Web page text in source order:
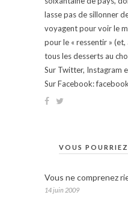
lasse pas de sillonner
voyagent pour voir le
pour le « ressentir »
tous les desserts au
Sur Twitter, Instagram
Sur Facebook:
VOUS
Vous ne comprenez
14 juin 2009